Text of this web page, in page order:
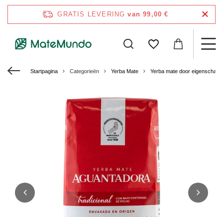
GRATIS LEVERING van 99,00 €
Startpagina Categorieën Yerba Mate Yerba mate door